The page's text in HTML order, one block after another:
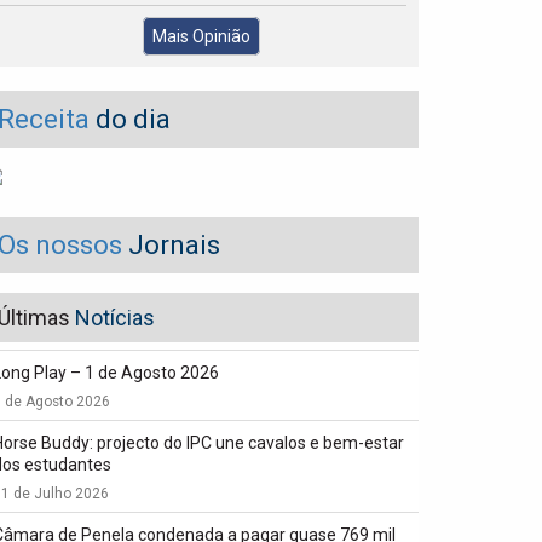
Mais Opinião
do dia
nossos Jornais
Notícias
Play – 1 de Agosto 2026
de Agosto 2026
Buddy: projecto do IPC une cavalos e bem-estar
estudantes
de Julho 2026
de Penela condenada a pagar quase 769 mil